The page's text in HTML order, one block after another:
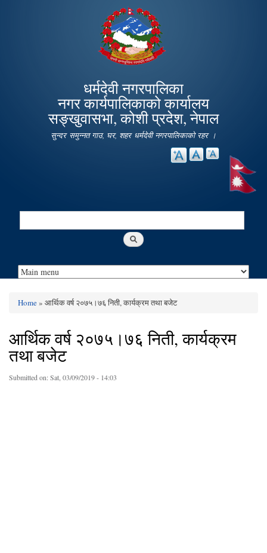
main
content
धर्मदेवी नगरपालिका
नगर कार्यपालिकाको कार्यालय
सङ्खुवासभा, कोशी प्रदेश, नेपाल
सुन्दर समुन्नत गाउ, घर, शहर धर्मदेवी नगरपालिकाको रहर ।
Search
Home» आर्थिक वर्ष २०७५।७६ निती, कार्यक्रम तथा बजेट
आर्थिक वर्ष २०७५।७६ निती, कार्यक्रम
तथा बजेट
Submitted on:Sat, 03/09/2019 - 14:03